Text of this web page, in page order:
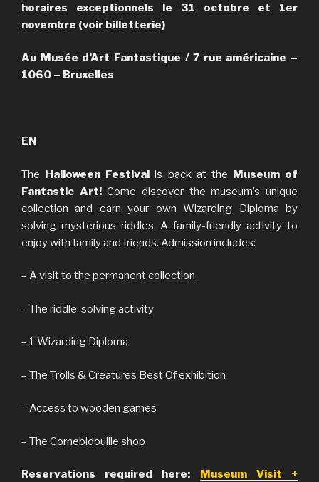
horaires exceptionnels le 31 octobre et 1er
novembre (voir billetterie)
Au Musée d’Art Fantastique / 7 rue américaine –
1060 – Bruxelles
EN
The Halloween Festival is back at the Museum of
Fantastic Art!Come discover the museum’s unique
collection and earn your own Wizarding Diploma by
solving mysterious riddles. A family-friendly activity to
enjoy with family and friends. Admission includes:
– A visit to the permanent collection
– The riddle-solving activity
– 1 Wizarding Diploma
– The Trolls & Creatures Best Of exhibition
– Access to wooden games
– The Cornebidouille shop
Reservations required here: Museum Visit +